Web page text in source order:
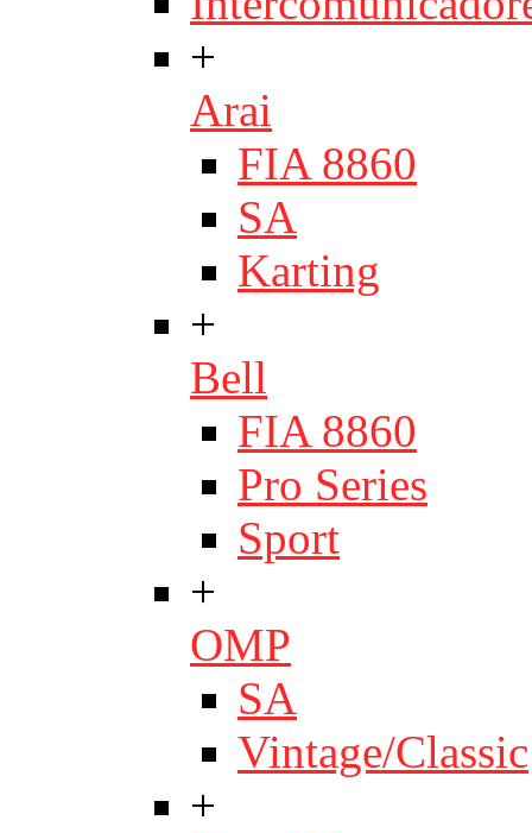
+
Arai
FIA 8860
SA
Karting
+
Bell
FIA 8860
Pro Series
Sport
+
OMP
SA
Vintage/Classic
+